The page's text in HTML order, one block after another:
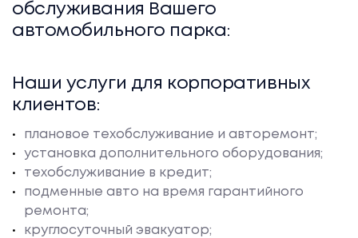
обслуживания Вашего
автомобильного парка:
Наши услуги для корпоративных
клиентов:
плановое техобслуживание и авторемонт;
установка дополнительного оборудования;
техобслуживание в кредит;
подменные авто на время гарантийного
ремонта;
круглосуточный эвакуатор;